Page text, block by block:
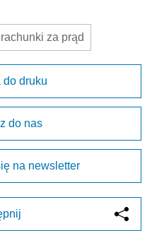
rachunki za prąd
do druku
do nas
na newsletter